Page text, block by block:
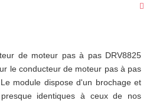
de moteur pas à pas DRV8825
le conducteur de moteur pas à pas
module dispose d'un brochage et
identiques à ceux de nos